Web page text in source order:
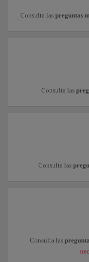
Consulta las preguntas
Consulta las
Consulta las
Consulta las